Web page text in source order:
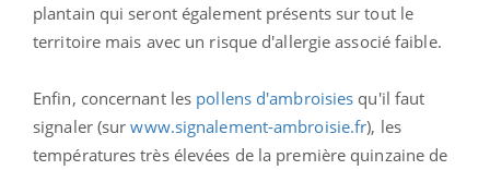
plantain qui seront également présents sur tout le
territoire mais avec un risque d'allergie associé faible.
Enfin, concernant les pollens d'ambroisies qu'il faut
signaler (surwww.signalement-ambroisie.fr), les
températures très élevées de la première quinzaine de